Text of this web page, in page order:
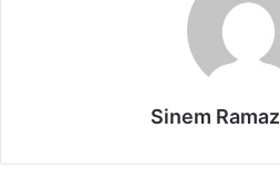
Risk alabilme yeteneği
: Karizmatik ve
ekip arkadaşlarını
burçları, özgüvenleri
bir duruş sergiler.
Sinem